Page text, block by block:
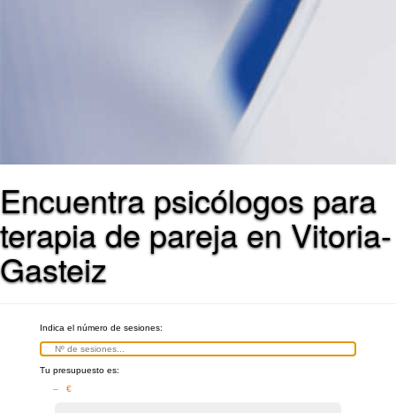
Encuentra psicólogos para
terapia de pareja en Vitoria-
Gasteiz
Indica el número de sesiones:
Tu presupuesto es:
– €